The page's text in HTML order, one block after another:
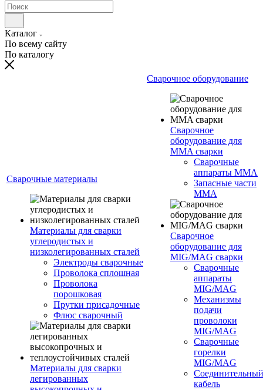
Каталог
По всему сайту
По каталогу
Сварочные материалы
Материалы для сварки
углеродистых и
низколегированных сталей
Электроды сварочные
Проволока сплошная
Проволока
порошковая
Прутки присадочные
Флюс сварочный
Материалы для сварки
легированных
Сварочное оборудование
Сварочное
оборудование для
MMA сварки
Сварочные
аппараты MMA
Запасные части
MMA
Сварочное
оборудование для
MIG/MAG сварки
Сварочные
аппараты
MIG/MAG
Механизмы
подачи
проволоки
MIG/MAG
Сварочные
горелки
MIG/MAG
Соединительный
кабель